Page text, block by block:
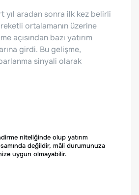
yıl aradan sonra ilk kez belirli
ortalamanın üzerine
açısından bazı yatırım
girdi. Bu gelişme,
sinyali olarak
niteliğinde olup yatırım
değildir, mâli durumunuza
uygun olmayabilir.